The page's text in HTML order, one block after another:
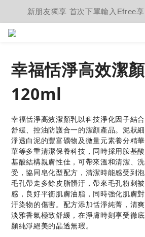
新朋友獨享 首次下單輸入Efree享
幸福恬淨高效潔
120ml
幸福恬淨高效潔顏乳以科技淨化因子結
舒緩、控油防護合一的潔顏產品。泥狀
淨透白泥的豐富礦物及微量元素養分精
華等多重清潔保養科技，同時採用胺基
基酸結構親膚性佳，可帶來溫和清潔、
受，協同皂化型配方，清潔時能感受到
毛孔帶走多餘皮脂髒汙，帶來毛孔粉刺
感，良好平衡肌膚油脂，同時強化肌膚
汙染物的傷害。配方添加恬淨純菁，清
淡雅香氣極致舒緩，在淨膚時刻享受徹
顏純淨絕美的晶透無瑕。